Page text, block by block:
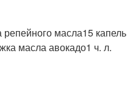
репейного масла15 капель
масла авокадо1 ч. л.